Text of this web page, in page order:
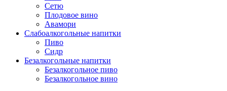
Сетю
Плодовое вино
Авамори
Слабоалкогольные напитки
Пиво
Сидр
Безалкогольные напитки
Безалкогольное пиво
Безалкогольное вино